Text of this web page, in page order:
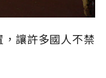
讓許多國人不禁